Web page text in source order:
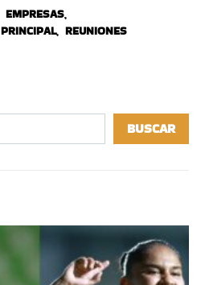
EMPRESAS,
PRINCIPAL, REUNIONES
BUSCAR